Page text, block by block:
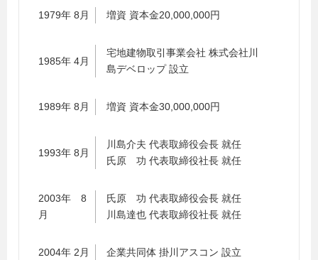
1979年 8月 増資 資本金20,000,000円
1985年 4月
宅地建物取引事業会社 株式会社川
島デベロップ 設立
1989年 8月 増資 資本金30,000,000円
1993年 8月
川島介夫 代表取締役会長 就任
氏原 功 代表取締役社長 就任
2003年 8
月
氏原 功 代表取締役会長 就任
川島達也 代表取締役社長 就任
2004年 2月 企業共同体 掛川アスコン 設立